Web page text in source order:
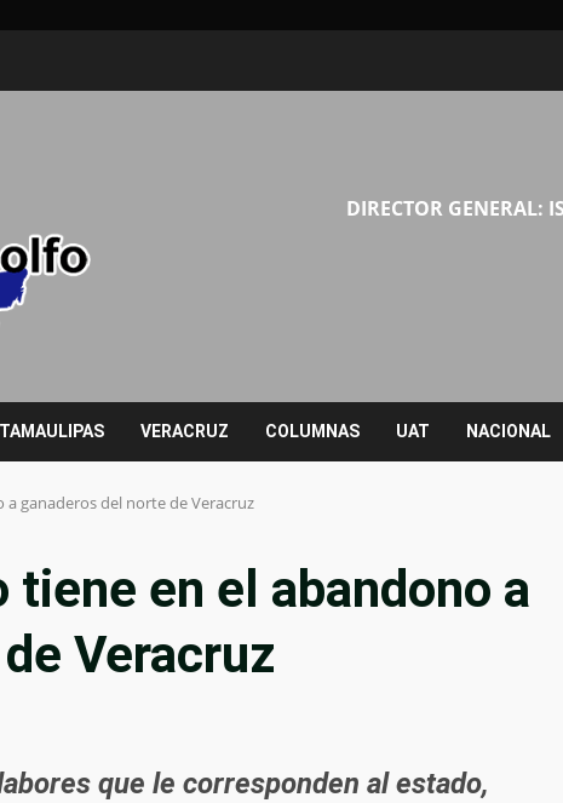
DIRECTOR GENERAL:
TAMAULIPAS VERACRUZ COLUMNAS UAT NACIONAL
ganaderos del norte de Veracruz
tiene en el abandono a
Veracruz
que le corresponden al estado,